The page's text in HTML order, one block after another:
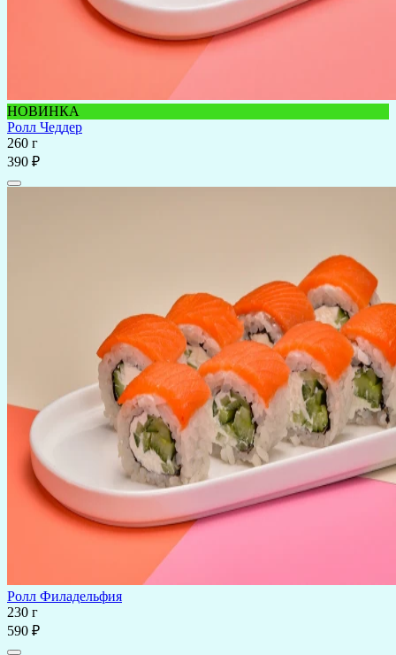
НОВИНКА
Ролл Чеддер
260 г
390 ₽
Ролл Филадельфия
230 г
590 ₽